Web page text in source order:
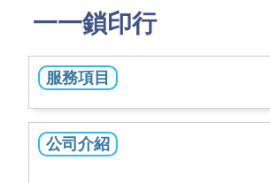
一一鎖印行
服務項目
公司介紹